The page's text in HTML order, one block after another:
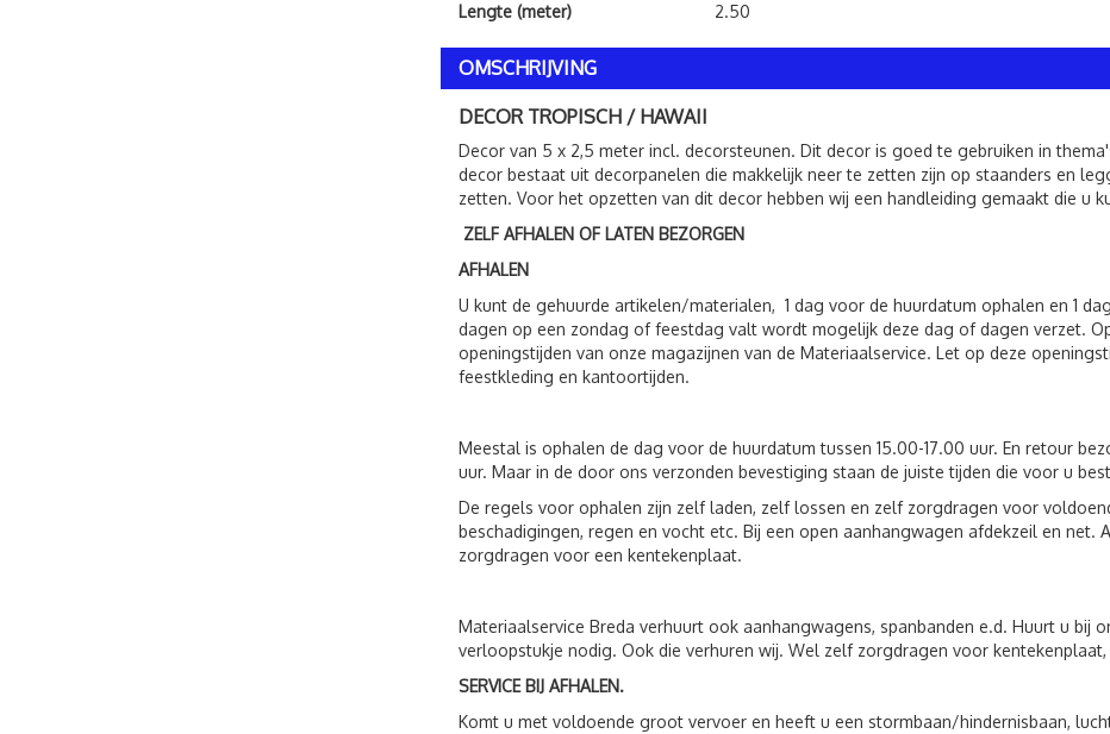
Lengte (meter)
2.50
OMSCHRIJVING
DECOR TROPISCH / HAWAII
Decor van 5 x 2,5 meter incl. decorsteunen. Dit decor is goed te gebruiken in
decor bestaat uit decorpanelen die makkelijk neer te zetten zijn op staanders en
zetten. Voor het opzetten van dit decor hebben wij een handleiding gemaakt die u
ZELF AFHALEN OF LATEN BEZORGEN
AFHALEN
U kunt de gehuurde artikelen/materialen, 1 dag voor de huurdatum ophalen en 1
dagen op een zondag of feestdag valt wordt mogelijk deze dag of dagen verzet.
openingstijden van onze magazijnen van de Materiaalservice. Let op deze
feestkleding en kantoortijden.
Meestal is ophalen de dag voor de huurdatum tussen 15.00-17.00 uur. En retour
uur. Maar in de door ons verzonden bevestiging staan de juiste tijden die voor u
De regels voor ophalen zijn zelf laden, zelf lossen en zelf zorgdragen voor
beschadigingen, regen en vocht etc. Bij een open aanhangwagen afdekzeil en net.
zorgdragen voor een kentekenplaat.
Materiaalservice Breda verhuurt ook aanhangwagens, spanbanden e.d. Huurt u bij
verloopstukje nodig. Ook die verhuren wij. Wel zelf zorgdragen voor
SERVICE BIJ AFHALEN.
Komt u met voldoende groot vervoer en heeft u een stormbaan/hindernisbaan,